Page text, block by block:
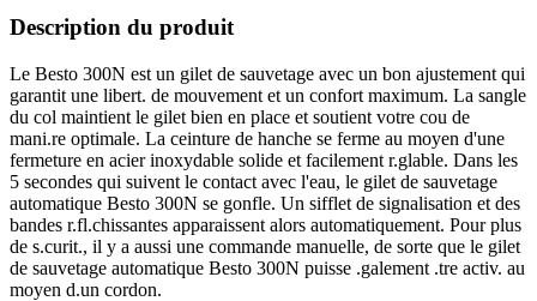
Description du produit
Le Besto 300N est un gilet de sauvetage avec un bon ajustement qui
garantit une libert. de mouvement et un confort maximum. La sangle
du col maintient le gilet bien en place et soutient votre cou de
mani.re optimale. La ceinture de hanche se ferme au moyen d'une
fermeture en acier inoxydable solide et facilement r.glable. Dans les
5 secondes qui suivent le contact avec l'eau, le gilet de sauvetage
automatique Besto 300N se gonfle. Un sifflet de signalisation et des
bandes r.fl.chissantes apparaissent alors automatiquement. Pour plus
de s.curit., il y a aussi une commande manuelle, de sorte que le gilet
de sauvetage automatique Besto 300N puisse .galement .tre activ. au
moyen d.un cordon.